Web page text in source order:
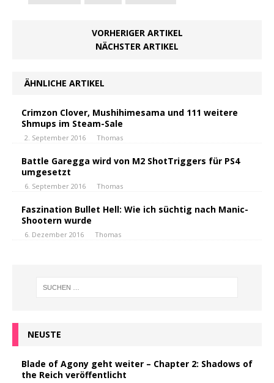
VORHERIGER ARTIKEL
NÄCHSTER ARTIKEL
ÄHNLICHE ARTIKEL
Crimzon Clover, Mushihimesama und 111 weitere
Shmups im Steam-Sale
2. September 2016 Thomas
Battle Garegga wird von M2 ShotTriggers für PS4
umgesetzt
6. September 2016 Thomas
Faszination Bullet Hell: Wie ich süchtig nach Manic-
Shootern wurde
6. Dezember 2016 Thomas
NEUSTE
Blade of Agony geht weiter – Chapter 2: Shadows of
the Reich veröffentlicht